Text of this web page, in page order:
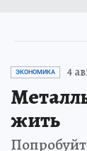
ЭКОНОМИКА 4
жить